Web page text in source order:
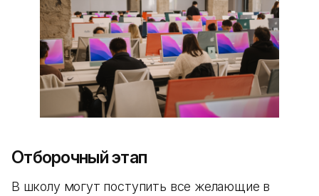
Отборочный этап
В школу могут поступить все желающие в